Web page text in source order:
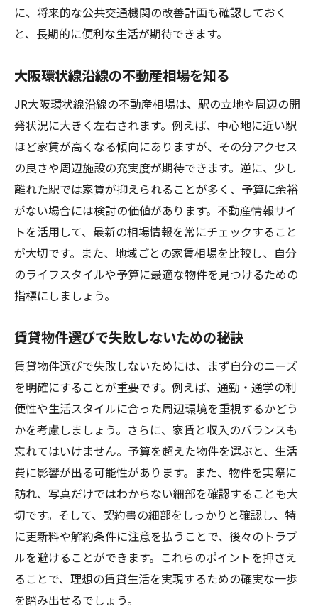
に、将来的な公共交通機関の改善計画も確認しておく
と、長期的に便利な生活が期待できます。
大阪環状線沿線の不動産相場を知る
JR大阪環状線沿線の不動産相場は、駅の立地や周辺の開
発状況に大きく左右されます。例えば、中心地に近い駅
ほど家賃が高くなる傾向にありますが、その分アクセス
の良さや周辺施設の充実度が期待できます。逆に、少し
離れた駅では家賃が抑えられることが多く、予算に余裕
がない場合には検討の価値があります。不動産情報サイ
トを活用して、最新の相場情報を常にチェックすること
が大切です。また、地域ごとの家賃相場を比較し、自分
のライフスタイルや予算に最適な物件を見つけるための
指標にしましょう。
賃貸物件選びで失敗しないための秘訣
賃貸物件選びで失敗しないためには、まず自分のニーズ
を明確にすることが重要です。例えば、通勤・通学の利
便性や生活スタイルに合った周辺環境を重視するかどう
かを考慮しましょう。さらに、家賃と収入のバランスも
忘れてはいけません。予算を超えた物件を選ぶと、生活
費に影響が出る可能性があります。また、物件を実際に
訪れ、写真だけではわからない細部を確認することも大
切です。そして、契約書の細部をしっかりと確認し、特
に更新料や解約条件に注意を払うことで、後々のトラブ
ルを避けることができます。これらのポイントを押さえ
ることで、理想の賃貸生活を実現するための確実な一歩
を踏み出せるでしょう。